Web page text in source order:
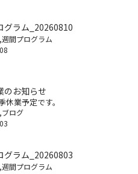
グラム_20260810
週間プログラム
のお知らせ
休業予定です。
ブログ
グラム_20260803
週間プログラム